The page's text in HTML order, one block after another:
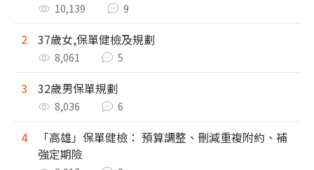
10,139 9
2 37歲女,保單健檢及規劃
8,061 5
3 32歲男保單規劃
8,036 6
4
「高雄」保單健檢： 預算調整、刪減重複附約、補
強定期險